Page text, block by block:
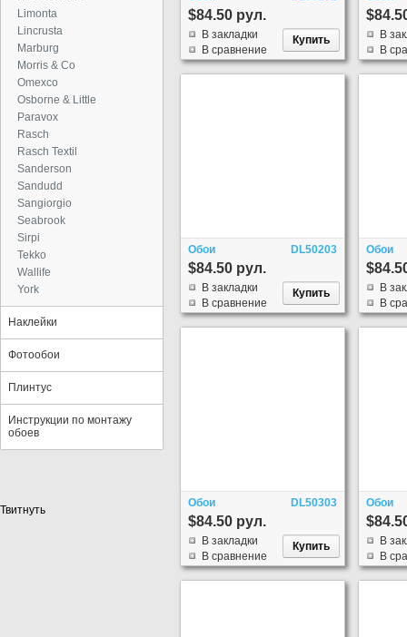
Limonta
Lincrusta
Marburg
Morris & Co
Omexco
Osborne & Little
Paravox
Rasch
Rasch Textil
Sanderson
Sandudd
Sangiorgio
Seabrook
Sirpi
Tekko
Wallife
York
Наклейки
Фотообои
Плинтус
Инструкции по монтажу
обоев
Твитнуть
$84.50 рул.
В закладки
В сравнение
В
В
Обои DL50203
$84.50 рул.
В закладки
В сравнение
Обои
В
В
Обои DL50303
$84.50 рул.
В закладки
В сравнение
Обои
В
В